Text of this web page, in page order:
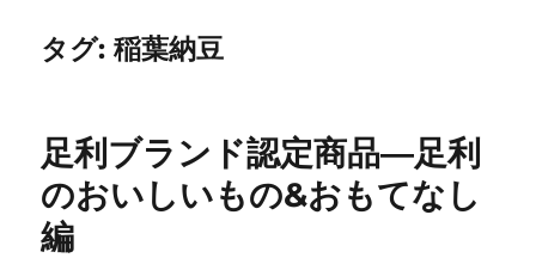
タグ:稲葉納豆
足利ブランド認定商品―足利
のおいしいもの&おもてなし
編